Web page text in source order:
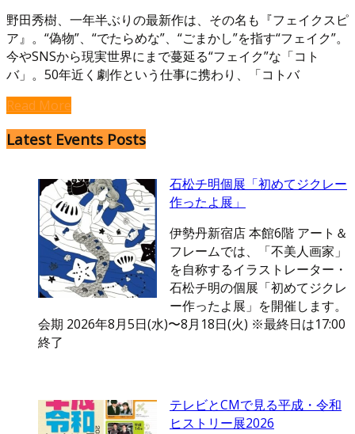
野田秀樹、一年半ぶりの最新作は、その名も『フェイクスピ
ア』。“偽物”、“でたらめな”、“ごまかし”を指す“フェイク”。
今やSNSから現実世界にまで蔓延る“フェイク”な「コト
バ」。50年近く劇作という仕事に携わり、「コトバ
Read More
Latest Events Posts
石松チ明個展「初めてジクレー
作ったよ展」
伊勢丹新宿店 本館6階 アート＆
フレームでは、「不美人画家」
を自称するイラストレーター・
石松チ明の個展「初めてジクレ
ー作ったよ展」を開催します。
会期 2026年8月5日(水)〜8月18日(火) ※最終日は17:00
終了
テレビとCMで見る平成・令和
ヒストリー展2026